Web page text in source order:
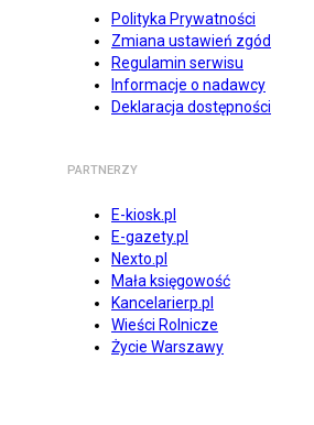
Polityka Prywatności
Zmiana ustawień zgód
Regulamin serwisu
Informacje o nadawcy
Deklaracja dostępności
PARTNERZY
E-kiosk.pl
E-gazety.pl
Nexto.pl
Mała księgowość
Kancelarierp.pl
Wieści Rolnicze
Życie Warszawy